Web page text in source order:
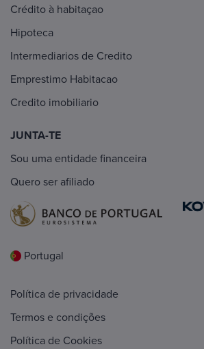
Crédito à habitaçao
Hipoteca
Intermediarios de Credito
Emprestimo Habitacao
Credito imobiliario
JUNTA-TE
Sou uma entidade financeira
Quero ser afiliado
Portugal
Política de privacidade
Termos e condições
Política de Cookies